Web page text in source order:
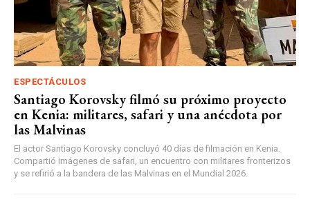
ESPECTÁCULOS
Santiago Korovsky filmó su próximo proyecto
en Kenia: militares, safari y una anécdota por
las Malvinas
El actor Santiago Korovsky concluyó 40 días de filmación en Kenia.
Compartió imágenes de safari, un encuentro con militares fronterizos
y se refirió a la bandera de las Malvinas en el Mundial 2026.